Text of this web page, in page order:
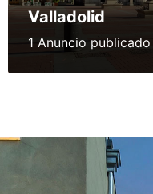
Valladolid
1 Anuncio publicado